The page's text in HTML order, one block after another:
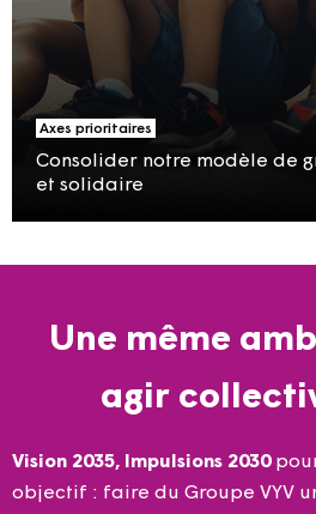
Axes prioritaires
Consolider notre modèle de
et solidaire
Une même
agir
Vision 2035, Impulsions 2030
objectif : faire du Groupe VYV